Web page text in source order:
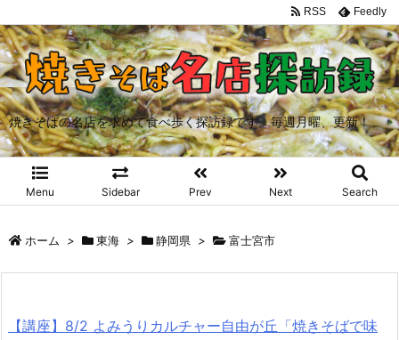
焼きそばの名店を求めて食べ歩く探訪録です。毎週月曜、更新！
Menu Sidebar Prev Next Search
RSS Feedly
ホーム > 東海 > 静岡県 > 富士宮市
【講座】8/2 よみうりカルチャー自由が丘「焼きそばで味